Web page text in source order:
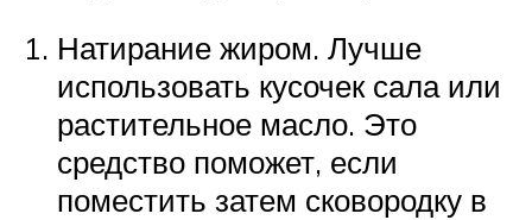
Натирание жиром. Лучше
использовать кусочек сала или
растительное масло. Это
средство поможет, если
поместить затем сковородку в